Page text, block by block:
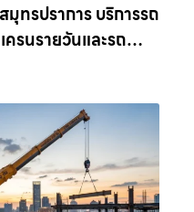
ทรปราการ บริการรถ
ครนรายวันและรถ